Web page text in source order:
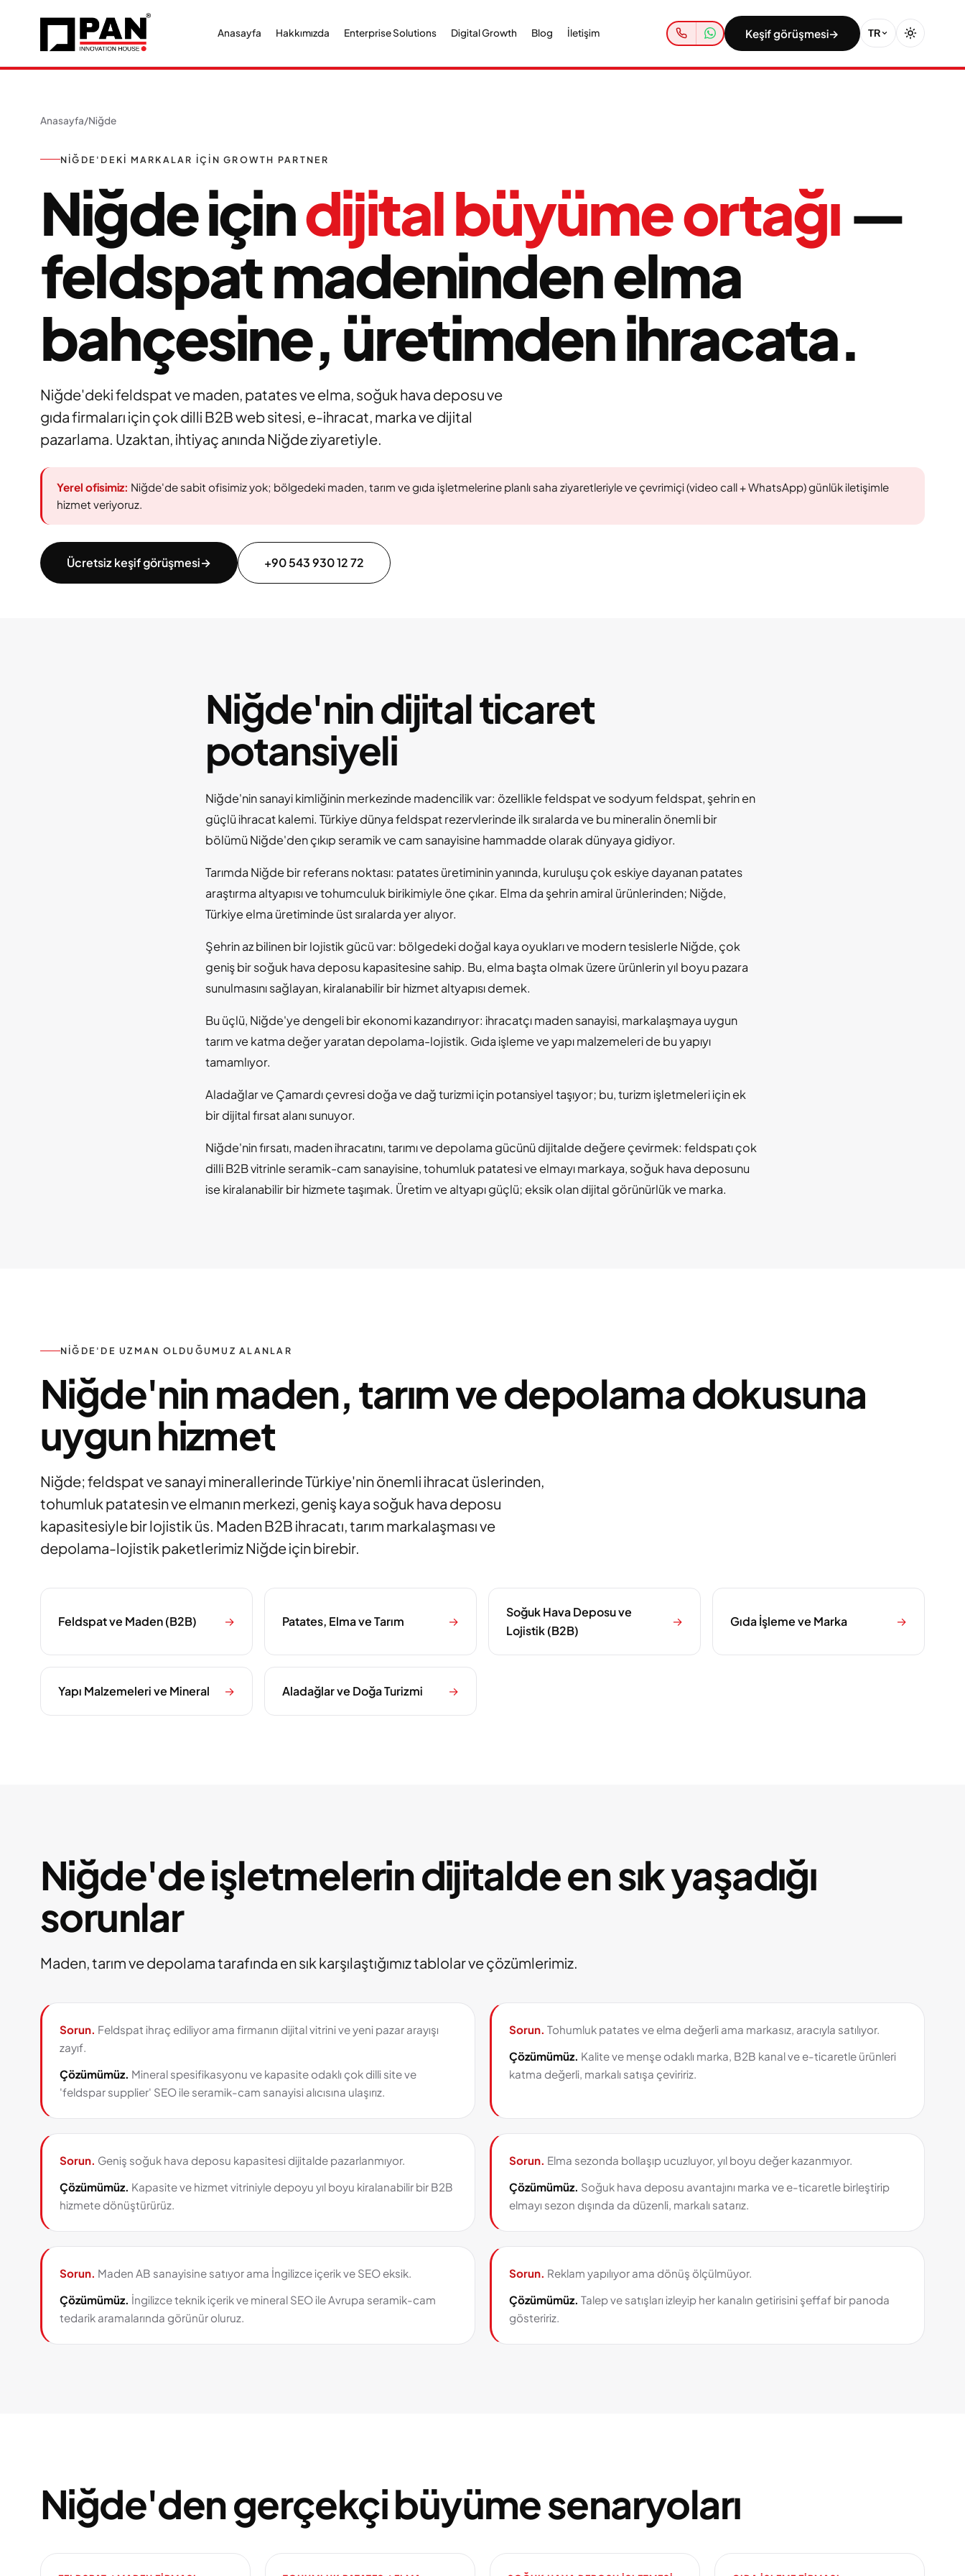
Anasayfa Hakkımızda Enterprise Solutions Digital Growth Blog İletişim Keşif görüşmesi→ TR
Anasayfa/Niğde
NIĞDE'DEKI MARKALAR IÇIN GROWTH PARTNER
Niğde içindijital büyüme ortağı—
feldspat madeninden elma
bahçesine, üretimden ihracata.
Niğde'deki feldspat ve maden, patates ve elma, soğuk hava deposu ve
gıda firmaları için çok dilli B2B web sitesi, e-ihracat, marka ve dijital
pazarlama. Uzaktan, ihtiyaç anında Niğde ziyaretiyle.
Yerel ofisimiz: Niğde'de sabit ofisimiz yok; bölgedeki maden, tarım ve gıda işletmelerine planlı saha ziyaretleriyle ve çevrimiçi (video call + WhatsApp) günlük iletişimle
hizmet veriyoruz.
Ücretsiz keşif görüşmesi→ +90 543 930 12 72
Niğde'nin dijital ticaret
potansiyeli
Niğde'nin sanayi kimliğinin merkezinde madencilik var: özellikle feldspat ve sodyum feldspat, şehrin en
güçlü ihracat kalemi. Türkiye dünya feldspat rezervlerinde ilk sıralarda ve bu mineralin önemli bir
bölümü Niğde'den çıkıp seramik ve cam sanayisine hammadde olarak dünyaya gidiyor.
Tarımda Niğde bir referans noktası: patates üretiminin yanında, kuruluşu çok eskiye dayanan patates
araştırma altyapısı ve tohumculuk birikimiyle öne çıkar. Elma da şehrin amiral ürünlerinden; Niğde,
Türkiye elma üretiminde üst sıralarda yer alıyor.
Şehrin az bilinen bir lojistik gücü var: bölgedeki doğal kaya oyukları ve modern tesislerle Niğde, çok
geniş bir soğuk hava deposu kapasitesine sahip. Bu, elma başta olmak üzere ürünlerin yıl boyu pazara
sunulmasını sağlayan, kiralanabilir bir hizmet altyapısı demek.
Bu üçlü, Niğde'ye dengeli bir ekonomi kazandırıyor: ihracatçı maden sanayisi, markalaşmaya uygun
tarım ve katma değer yaratan depolama-lojistik. Gıda işleme ve yapı malzemeleri de bu yapıyı
tamamlıyor.
Aladağlar ve Çamardı çevresi doğa ve dağ turizmi için potansiyel taşıyor; bu, turizm işletmeleri için ek
bir dijital fırsat alanı sunuyor.
Niğde'nin fırsatı, maden ihracatını, tarımı ve depolama gücünü dijitalde değere çevirmek: feldspatı çok
dilli B2B vitrinle seramik-cam sanayisine, tohumluk patatesi ve elmayı markaya, soğuk hava deposunu
ise kiralanabilir bir hizmete taşımak. Üretim ve altyapı güçlü; eksik olan dijital görünürlük ve marka.
NIĞDE'DE UZMAN OLDUĞUMUZ ALANLAR
Niğde'nin maden, tarım ve depolama dokusuna
uygun hizmet
Niğde; feldspat ve sanayi minerallerinde Türkiye'nin önemli ihracat üslerinden,
tohumluk patatesin ve elmanın merkezi, geniş kaya soğuk hava deposu
kapasitesiyle bir lojistik üs. Maden B2B ihracatı, tarım markalaşması ve
depolama-lojistik paketlerimiz Niğde için birebir.
Feldspat ve Maden (B2B) → Patates, Elma ve Tarım →
Soğuk Hava Deposu ve
Lojistik (B2B)
→ Gıda İşleme ve Marka →
Yapı Malzemeleri ve Mineral → Aladağlar ve Doğa Turizmi →
Niğde'de işletmelerin dijitalde en sık yaşadığı
sorunlar
Maden, tarım ve depolama tarafında en sık karşılaştığımız tablolar ve çözümlerimiz.
Sorun. Feldspat ihraç ediliyor ama firmanın dijital vitrini ve yeni pazar arayışı
zayıf.
Çözümümüz. Mineral spesifikasyonu ve kapasite odaklı çok dilli site ve
'feldspar supplier' SEO ile seramik-cam sanayisi alıcısına ulaşırız.
Sorun. Tohumluk patates ve elma değerli ama markasız, aracıyla satılıyor.
Çözümümüz. Kalite ve menşe odaklı marka, B2B kanal ve e-ticaretle ürünleri
katma değerli, markalı satışa çeviririz.
Sorun. Geniş soğuk hava deposu kapasitesi dijitalde pazarlanmıyor.
Çözümümüz. Kapasite ve hizmet vitriniyle depoyu yıl boyu kiralanabilir bir B2B
hizmete dönüştürürüz.
Sorun. Elma sezonda bollaşıp ucuzluyor, yıl boyu değer kazanmıyor.
Çözümümüz. Soğuk hava deposu avantajını marka ve e-ticaretle birleştirip
elmayı sezon dışında da düzenli, markalı satarız.
Sorun. Maden AB sanayisine satıyor ama İngilizce içerik ve SEO eksik.
Çözümümüz. İngilizce teknik içerik ve mineral SEO ile Avrupa seramik-cam
tedarik aramalarında görünür oluruz.
Sorun. Reklam yapılıyor ama dönüş ölçülmüyor.
Çözümümüz. Talep ve satışları izleyip her kanalın getirisini şeffaf bir panoda
gösteririz.
Niğde'den gerçekçi büyüme senaryoları